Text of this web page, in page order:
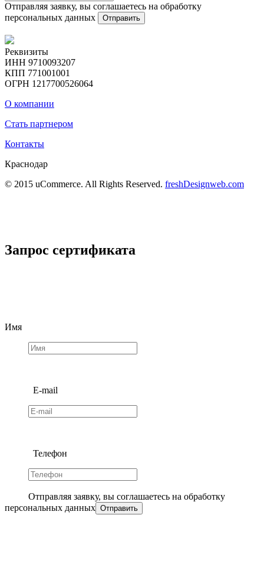
Отправляя заявку, вы соглашаетесь на обработку
персональных данных
Отправить
Реквизиты
ИНН 9710093207
КПП 771001001
ОГРН 1217700526064
О компании
Стать партнером
Контакты
Краснодар
© 2015 uCommerce. All Rights Reserved. freshDesignweb.com
Запрос сертификата
Имя
E-mail
Телефон
Отправляя заявку, вы соглашаетесь на обработку
персональных данных Отправить